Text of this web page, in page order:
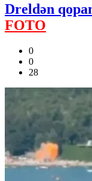
Dreldən
FOTO
0
0
28